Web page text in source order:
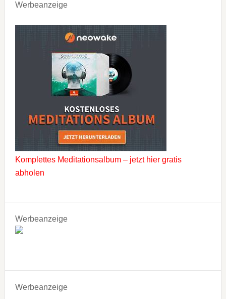
Werbeanzeige
Komplettes Meditationsalbum – jetzt hier gratis
abholen
Werbeanzeige
Werbeanzeige